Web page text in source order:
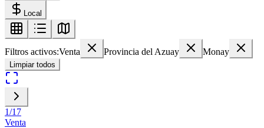
Local
Filtros activos:Venta Provincia del Azuay Monay
Limpiar todos
1/17
Venta